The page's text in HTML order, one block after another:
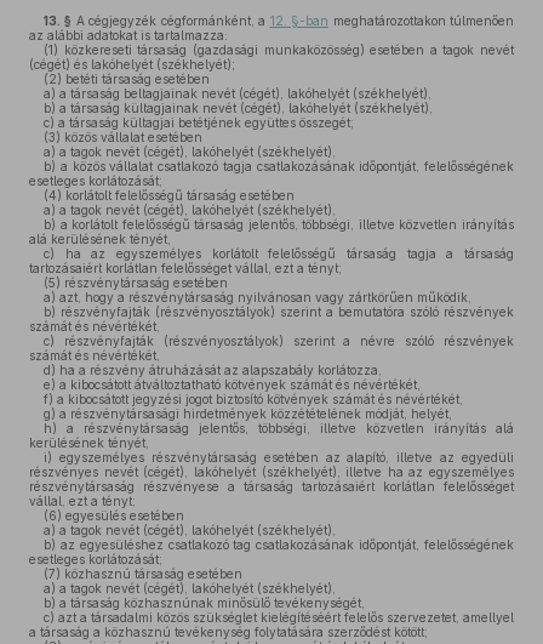
13. § A cégjegyzék cégformánként, a 12. §-ban meghatározottakon túlmenően
az alábbi adatokat is tartalmazza:
(1) közkereseti társaság (gazdasági munkaközösség) esetében a tagok nevét
(cégét) és lakóhelyét (székhelyét);
(2) betéti társaság esetében
a) a társaság beltagjainak nevét (cégét), lakóhelyét (székhelyét),
b) a társaság kültagjainak nevét (cégét), lakóhelyét (székhelyét),
c) a társaság kültagjai betétjének együttes összegét;
(3) közös vállalat esetében
a) a tagok nevét (cégét), lakóhelyét (székhelyét),
b) a közös vállalat csatlakozó tagja csatlakozásának időpontját, felelősségének
esetleges korlátozását;
(4) korlátolt felelősségű társaság esetében
a) a tagok nevét (cégét), lakóhelyét (székhelyét),
b) a korlátolt felelősségű társaság jelentős, többségi, illetve közvetlen irányítás
alá kerülésének tényét,
c) ha az egyszemélyes korlátolt felelősségű társaság tagja a társaság
tartozásaiért korlátlan felelősséget vállal, ezt a tényt;
(5) részvénytársaság esetében
a) azt, hogy a részvénytársaság nyilvánosan vagy zártkörűen működik,
b) részvényfajták (részvényosztályok) szerint a bemutatóra szóló részvények
számát és névértékét,
c) részvényfajták (részvényosztályok) szerint a névre szóló részvények
számát és névértékét,
d) ha a részvény átruházását az alapszabály korlátozza,
e) a kibocsátott átváltoztatható kötvények számát és névértékét,
f) a kibocsátott jegyzési jogot biztosító kötvények számát és névértékét,
g) a részvénytársasági hirdetmények közzétételének módját, helyét,
h) a részvénytársaság jelentős, többségi, illetve közvetlen irányítás alá
kerülésének tényét,
i) egyszemélyes részvénytársaság esetében az alapító, illetve az egyedüli
részvényes nevét (cégét), lakóhelyét (székhelyét), illetve ha az egyszemélyes
részvénytársaság részvényese a társaság tartozásaiért korlátlan felelősséget
vállal, ezt a tényt;
(6) egyesülés esetében
a) a tagok nevét (cégét), lakóhelyét (székhelyét),
b) az egyesüléshez csatlakozó tag csatlakozásának időpontját, felelősségének
esetleges korlátozását;
(7) közhasznú társaság esetében
a) a tagok nevét (cégét), lakóhelyét (székhelyét),
b) a társaság közhasznúnak minősülő tevékenységét,
c) azt a társadalmi közös szükséglet kielégítéséért felelős szervezetet, amellyel
a társaság a közhasznú tevékenység folytatására szerződést kötött;